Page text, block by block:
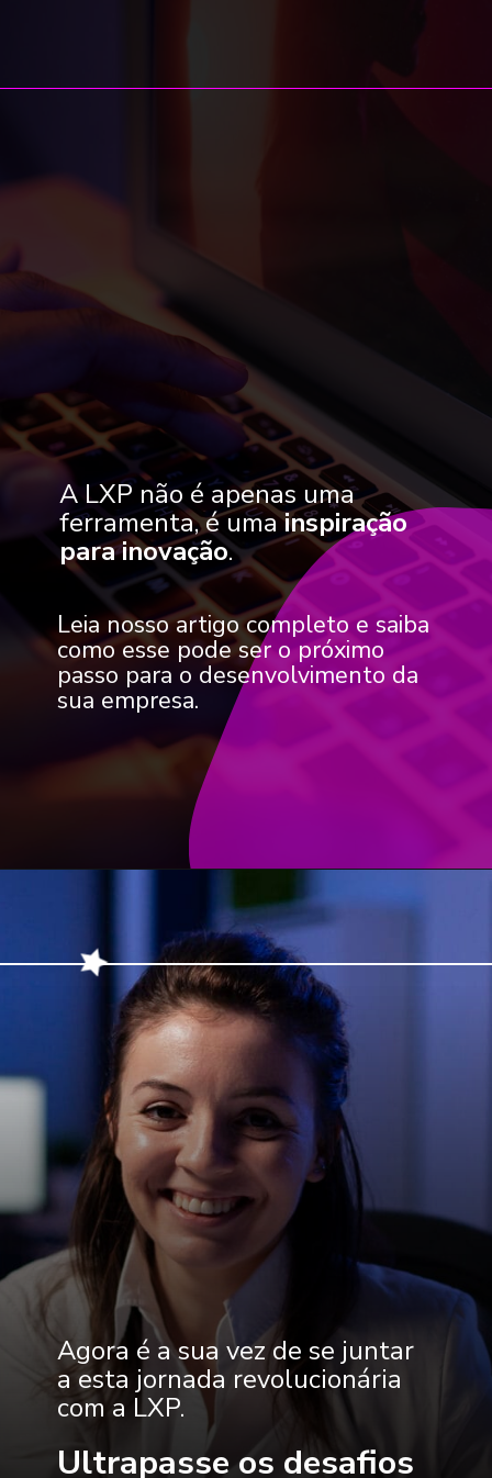
A LXP não é apenas uma
ferramenta, é umainspiração
para inovação.
Leia nosso artigo completo e saiba
como esse pode ser o próximo
passo para o desenvolvimento da
sua empresa.
Agora é a sua vez de se juntar
a esta jornada revolucionária
com a LXP.
Ultrapasse os desafios